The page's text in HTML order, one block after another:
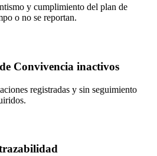
y cumplimiento del plan de
o no se reportan.
Convivencia inactivos
registradas y sin seguimiento